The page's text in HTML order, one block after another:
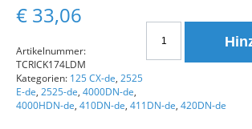
€ 33,06
Tonerkartusche
(K174LDM)
Artikelnummer:
TCRICK174LDM
Kategorien: 125 CX-de, 2525
E-de, 2525-de, 4000DN-de,
4000HDN-de, 410DN-de, 411DN-de, 420DN-de